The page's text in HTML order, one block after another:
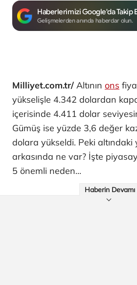
Haberlerimizi Google'da Takip
Gelişmelerden anında haberdar olun.
Milliyet.com.tr/ Altının ons
yükselişle 4.342 dolardan
içerisinde 4.411 dolar
Gümüş ise yüzde 3,6 değer
dolara yükseldi. Peki altındaki
arkasında ne var? İşte
5 önemli neden...
Haberin Devamı